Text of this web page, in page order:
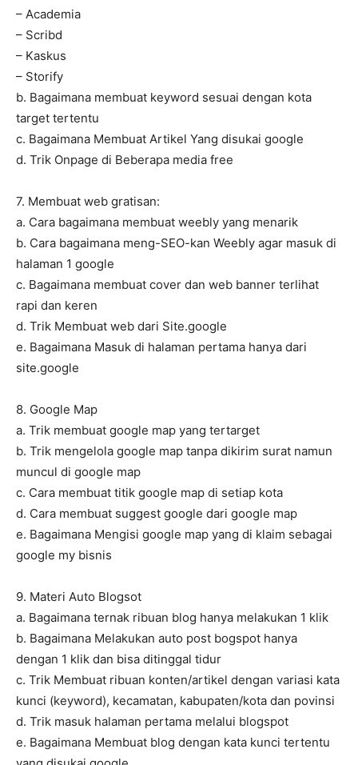
– Academia
– Scribd
– Kaskus
– Storify
b. Bagaimana membuat keyword sesuai dengan kota
target tertentu
c. Bagaimana Membuat Artikel Yang disukai google
d. Trik Onpage di Beberapa media free
7. Membuat web gratisan:
a. Cara bagaimana membuat weebly yang menarik
b. Cara bagaimana meng-SEO-kan Weebly agar masuk di
halaman 1 google
c. Bagaimana membuat cover dan web banner terlihat
rapi dan keren
d. Trik Membuat web dari Site.google
e. Bagaimana Masuk di halaman pertama hanya dari
site.google
8. Google Map
a. Trik membuat google map yang tertarget
b. Trik mengelola google map tanpa dikirim surat namun
muncul di google map
c. Cara membuat titik google map di setiap kota
d. Cara membuat suggest google dari google map
e. Bagaimana Mengisi google map yang di klaim sebagai
google my bisnis
9. Materi Auto Blogsot
a. Bagaimana ternak ribuan blog hanya melakukan 1 klik
b. Bagaimana Melakukan auto post bogspot hanya
dengan 1 klik dan bisa ditinggal tidur
c. Trik Membuat ribuan konten/artikel dengan variasi kata
kunci (keyword), kecamatan, kabupaten/kota dan povinsi
d. Trik masuk halaman pertama melalui blogspot
e. Bagaimana Membuat blog dengan kata kunci tertentu